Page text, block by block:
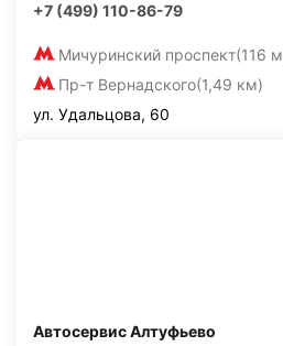
+7 (499) 110-86-79
Мичуринский проспект(116
Пр-т Вернадского(1,49 км)
ул. Удальцова, 60
Автосервис Алтуфьево